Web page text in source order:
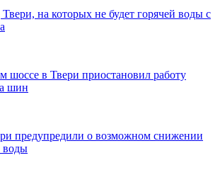
на которых не будет горячей воды с
шоссе в Твери приостановил работу
шин
предупредили о возможном снижении
воды